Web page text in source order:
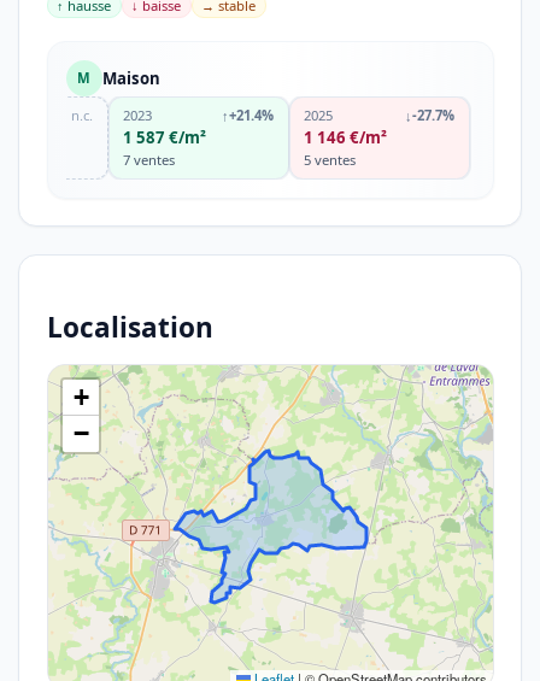
↑ hausse ↓ baisse → stable
M Maison
n.c. 2023 ↑+21.4%
1 587 €/m²
7 ventes
2025 ↓-27.7%
1 146 €/m²
5 ventes
Localisation
+
−